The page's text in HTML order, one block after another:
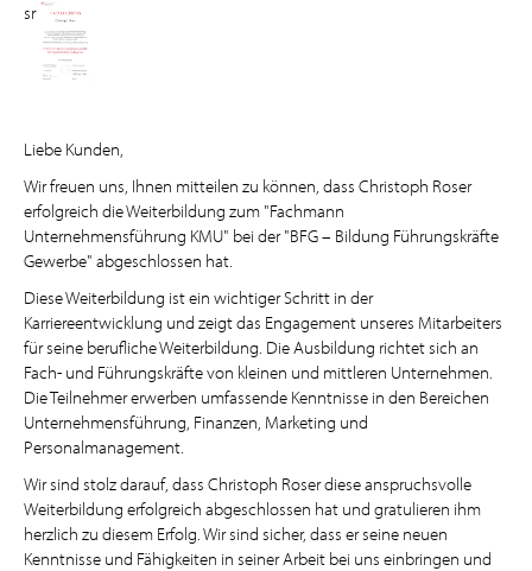
small
Liebe Kunden,
Wir freuen uns, Ihnen mitteilen zu können, dass Christoph Roser
erfolgreich die Weiterbildung zum "Fachmann
Unternehmensführung KMU" bei der "BFG – Bildung Führungskräfte
Gewerbe" abgeschlossen hat.
Diese Weiterbildung ist ein wichtiger Schritt in der
Karriereentwicklung und zeigt das Engagement unseres Mitarbeiters
für seine berufliche Weiterbildung. Die Ausbildung richtet sich an
Fach- und Führungskräfte von kleinen und mittleren Unternehmen.
Die Teilnehmer erwerben umfassende Kenntnisse in den Bereichen
Unternehmensführung, Finanzen, Marketing und
Personalmanagement.
Wir sind stolz darauf, dass Christoph Roser diese anspruchsvolle
Weiterbildung erfolgreich abgeschlossen hat und gratulieren ihm
herzlich zu diesem Erfolg. Wir sind sicher, dass er seine neuen
Kenntnisse und Fähigkeiten in seiner Arbeit bei uns einbringen und